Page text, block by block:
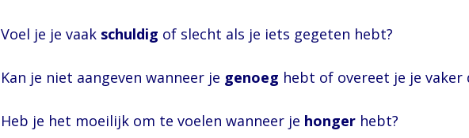
Voel je je vaak schuldig of slecht als je iets
Kan je niet aangeven wanneer je genoeg hebt of overeet je je vaker
Heb je het moeilijk om te voelen wanneer je honger